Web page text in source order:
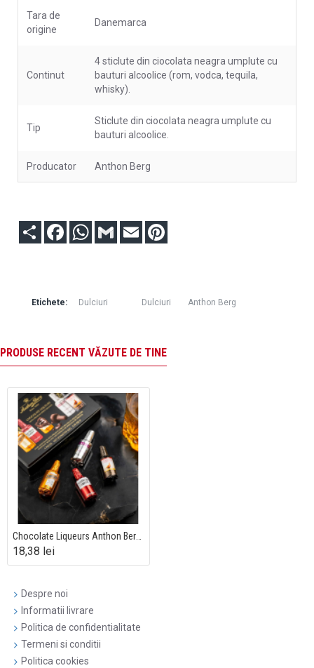
Tara de
origine
Danemarca
Continut
4 sticlute din ciocolata neagra umplute cu
bauturi alcoolice (rom, vodca, tequila,
whisky).
Tip
Sticlute din ciocolata neagra umplute cu
bauturi alcoolice.
Producator Anthon Berg
PartajareFacebookWhatsApp
Gmail Email
Etichete: Dulciuri Dulciuri Anthon Berg
PRODUSE RECENT VĂZUTE DE TINE
Chocolate Liqueurs Anthon Berg 62g
18,38 lei
Despre noi
Informatii livrare
Politica de confidentialitate
Termeni si conditii
Politica cookies